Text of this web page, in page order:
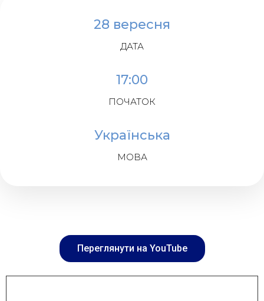
28 вересня
ДАТА
17:00
ПОЧАТОК
Українська
МОВА
Переглянути на YouTube